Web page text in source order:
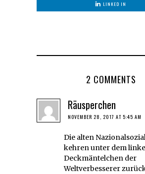
LINKED IN
2 COMMENTS
Räusperchen
NOVEMBER 28, 2017 AT 5:45 AM
Die alten
kehren unter dem
Deckmäntelchen der
Weltverbesserer